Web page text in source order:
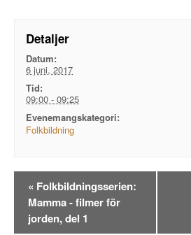
Detaljer
Datum:
6 juni, 2017
Tid:
09:00 - 09:25
Evenemangskategori:
Folkbildning
Evenemangsnavigation
« Folkbildningsserien:
Mamma - filmer för
jorden, del 1